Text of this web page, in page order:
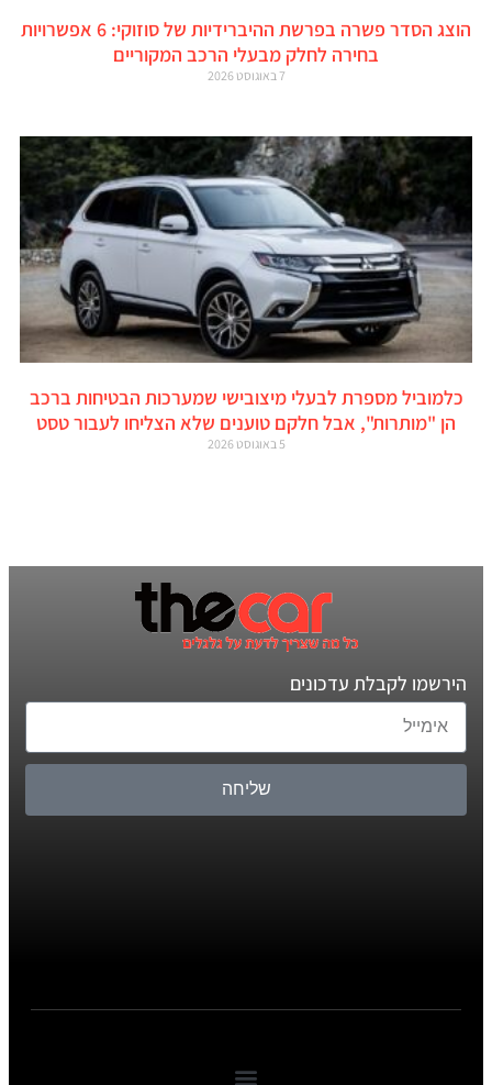
הוצג הסדר פשרה בפרשת ההיברידיות של סוזוקי: 6 אפשרויות
בחירה לחלק מבעלי הרכב המקוריים
7 באוגוסט 2026
כלמוביל מספרת לבעלי מיצובישי שמערכות הבטיחות ברכב
הן "מותרות", אבל חלקם טוענים שלא הצליחו לעבור טסט
5 באוגוסט 2026
הירשמו לקבלת עדכונים
שליחה